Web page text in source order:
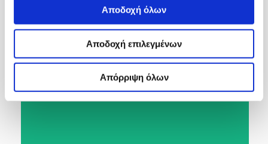
Αποδοχή όλων
Αποδοχή επιλεγμένων
Απόρριψη όλων